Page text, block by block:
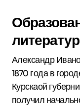
Александр
1870 года в
Курскаой
получил